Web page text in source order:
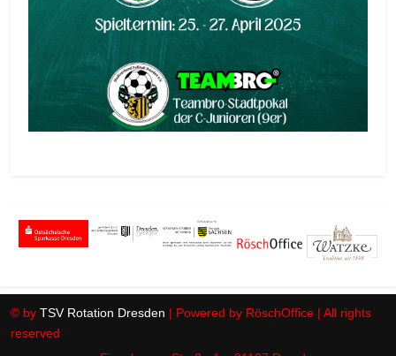
© by TSV Rotation Dresden | Powered by RöschOffice | All rights
reserved